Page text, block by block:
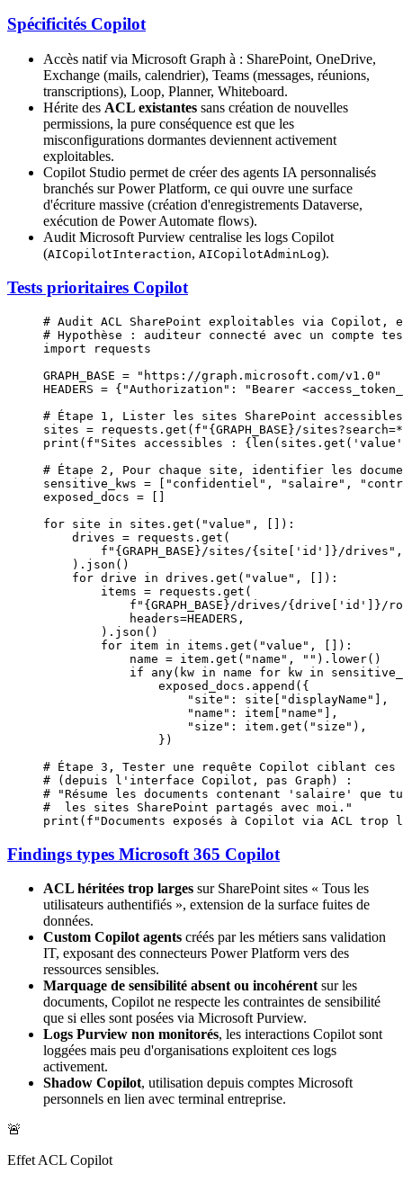
Spécificités Copilot
Accès natif via Microsoft Graph à : SharePoint, OneDrive,
Exchange (mails, calendrier), Teams (messages, réunions,
transcriptions), Loop, Planner, Whiteboard.
Hérite des ACL existantes sans création de nouvelles
permissions, la pure conséquence est que les
misconfigurations dormantes deviennent activement
exploitables.
Copilot Studio permet de créer des agents IA personnalisés
branchés sur Power Platform, ce qui ouvre une surface
d'écriture massive (création d'enregistrements Dataverse,
exécution de Power Automate flows).
Audit Microsoft Purview centralise les logs Copilot
(AICopilotInteraction, AICopilotAdminLog).
Tests prioritaires Copilot
# Audit ACL SharePoint exploitables via Copilot,
# Hypothèse : auditeur connecté avec un compte
import requests
GRAPH_BASE = "https://graph.microsoft.com/v1.0"
HEADERS = { "Authorization" :
"Bearer
# Étape 1, Lister les sites SharePoint
sites = requests.get( f " {GRAPH_BASE}/
print ( f "Sites accessibles : {len (sites.get( 'value'
# Étape 2, Pour chaque site, identifier les
sensitive_kws = "confidentiel" , "salaire" ,
exposed_docs =
for site in sites.get( "value" , []):
    drives
= requests.get(
        f
" {GRAPH_BASE}/sites/{ site[ 'id' }/drives"
    ).json()
    for
drive in drives.get( "value" , []):
        items
= requests.get(
            f
" {GRAPH_BASE}/drives/{ drive[ 'id' }/
            headers
=HEADERS ,
        ).json()
        for
item in items.get( "value" , []):
            name
= item.get( "name" , "" ).lower()
            if
any(kw in name for kw in
                exposed_docs.append({
                    "site"
: site[ "displayName"
],
                    "name"
: item[ "name"
],
                    "size"
: item.get( "size" ),
                })
# Étape 3, Tester une requête Copilot ciblant ces
# (depuis l'interface Copilot, pas Graph) :
# "Résume les documents contenant 'salaire' que
#  les sites SharePoint partagés avec moi."
print ( f "Documents exposés à Copilot via ACL
Findings types Microsoft 365 Copilot
ACL héritées trop larges sur SharePoint sites « Tous les
utilisateurs authentifiés », extension de la surface fuites de
données.
Custom Copilot agents créés par les métiers sans validation
IT, exposant des connecteurs Power Platform vers des
ressources sensibles.
Marquage de sensibilité absent ou incohérentsur les
documents, Copilot ne respecte les contraintes de sensibilité
que si elles sont posées via Microsoft Purview.
Logs Purview non monitorés, les interactions Copilot sont
loggées mais peu d'organisations exploitent ces logs
activement.
Shadow Copilot, utilisation depuis comptes Microsoft
personnels en lien avec terminal entreprise.
🚨
Effet ACL Copilot